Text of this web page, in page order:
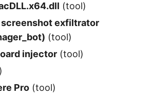
(tool)
screenshot exfiltrator
(tool)
injector (tool)
Pro (tool)